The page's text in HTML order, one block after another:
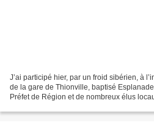
J’ai participé hier, par un froid sibérien, à
de la gare de Thionville, baptisé
Préfet de Région et de nombreux élus